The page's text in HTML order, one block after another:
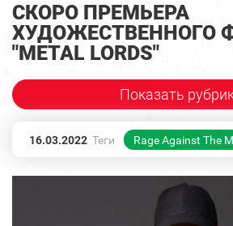
СКОРО ПРЕМЬЕРА
ХУДОЖЕСТВЕННОГО
"METAL LORDS"
Показать
16.03.2022 Теги Rage Against The